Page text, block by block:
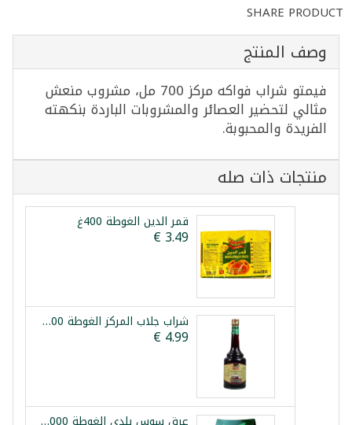
SHARE PRODUCT
وصف المنتج
فيمتو شراب فواكه مركز 700 مل، مشروب منعش
مثالي لتحضير العصائر والمشروبات الباردة بنكهته
الفريدة والمحبوبة.
منتجات ذات صله
قمر الدين الغوطة 400غ
شراب جلاب المركز الغوطة 800 ملل